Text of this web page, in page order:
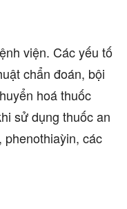
viện. Các yếu tố
chẩn đoán, bội
hoá thuốc
sử dụng thuốc an
phenothiaỳin, các